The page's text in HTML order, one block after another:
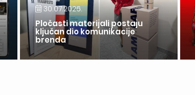
30.07.2026.
Pločasti materijali postaju
ključan dio komunikacije
brenda